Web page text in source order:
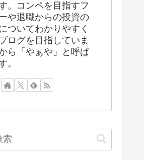
。コンペを目指すフ
や退職からの投資の
ついてわかりやすく
ログを目指していま
ら「やぁや」と呼ば
。